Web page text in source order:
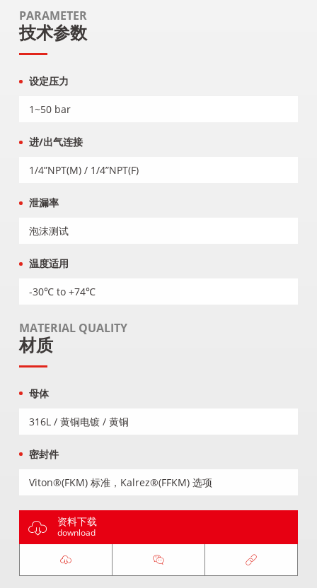
PARAMETER
技术参数
设定压力
1~50 bar
进/出气连接
1/4”NPT(M) / 1/4”NPT(F)
泄漏率
泡沫测试
温度适用
-30℃ to +74℃
MATERIAL QUALITY
材质
母体
316L / 黄铜电镀 / 黄铜
密封件
Viton®(FKM) 标准，Kalrez®(FFKM) 选项
资料下载
download